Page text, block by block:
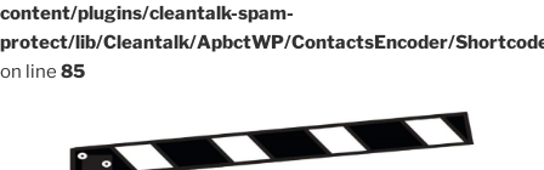
content/plugins/cleantalk-spam-
protect/lib/Cleantalk/ApbctWP/ContactsEncoder/
on line 85